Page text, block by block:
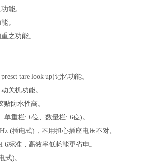
能。
。
之功能。
tare look up)记忆功能。
关机功能。
贴防水性高。
重栏: 6位、数量栏: 6位)。
(插电式)，不用担心插座电压不对。
6标准，高效率低耗能更省电。
式)。